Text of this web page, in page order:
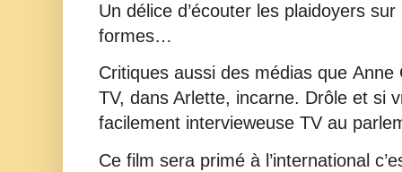
Un délice d’écouter les plaidoyers
formes…
Critiques aussi des médias que Anne
TV, dans Arlette, incarne. Drôle et si
facilement intervieweuse TV au
Ce film sera primé à l’international